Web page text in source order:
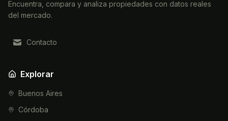
Encuentra, compara y analiza propiedades con datos reales
del mercado.
Contacto
Explorar
Buenos Aires
Córdoba